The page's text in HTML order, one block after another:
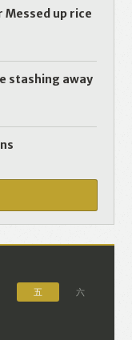
up rice
stashing away
五 六